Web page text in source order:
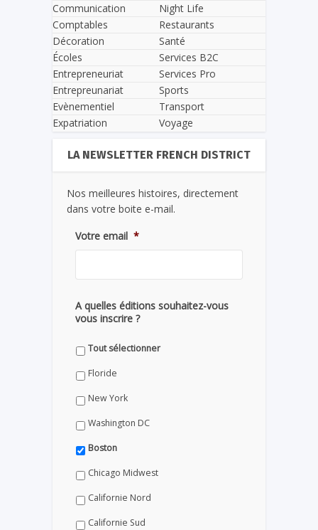
Communication
Comptables
Décoration
Écoles
Entrepreneuriat
Entrepreunariat
Evènementiel
Expatriation
Night Life
Restaurants
Santé
Services B2C
Services Pro
Sports
Transport
Voyage
LA NEWSLETTER FRENCH DISTRICT
Nos meilleures histoires, directement
dans votre boite e-mail.
Votre email *
A quelles éditions souhaitez-vous
vous inscrire ?
Tout sélectionner
Floride
New York
Washington DC
Boston
Chicago Midwest
Californie Nord
Californie Sud